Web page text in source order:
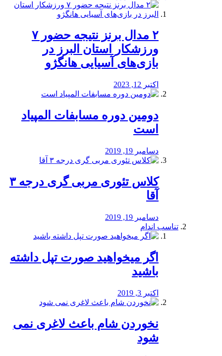
۲ مدال برنز نتیجه حضور ۷
ورزشکار استان البرز در
بازی‌های آسیایی هانگژو
اکتبر 12, 2023
دومین دوره مسابفات المپیاد
است
دسامبر 19, 2019
کلاس تئوری مربی گری درجه ۳
آقا
دسامبر 19, 2019
تناسب اندام
اگر میخواهید صورت تپل داشته
باشید
اکتبر 3, 2019
نخوردن شام باعث لاغری نمی
‌شود